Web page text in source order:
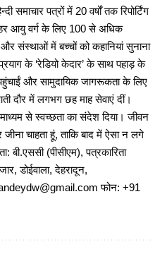
पत्रों में 20 वर्षों तक रिपोर्टिंग
आयु वर्ग के लिए 100 से अधिक
संस्थाओं में बच्चों को कहानियां सुनाना
के ‘रेडियो केदार’ के साथ पहाड़ के
और सामुदायिक जागरूकता के लिए
दौर में लगभग छह माह सेवाएं दीं।
से स्वच्छता का संदेश दिया। जीवन
चाहता हूं, ताकि बाद में ऐसा न लगे
बी.एससी (पीसीएम), पत्रकारिता
डोईवाला, देहरादून,
फोन: +91